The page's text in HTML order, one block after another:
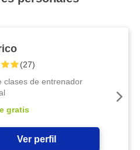
(27)
clases de entrenador
gratis
Ver perfil